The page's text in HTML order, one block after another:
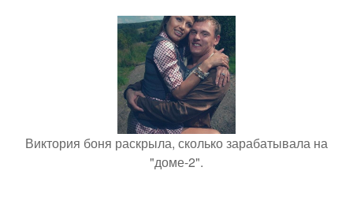
Виктория боня раскрыла, сколько зарабатывала на
"доме-2".